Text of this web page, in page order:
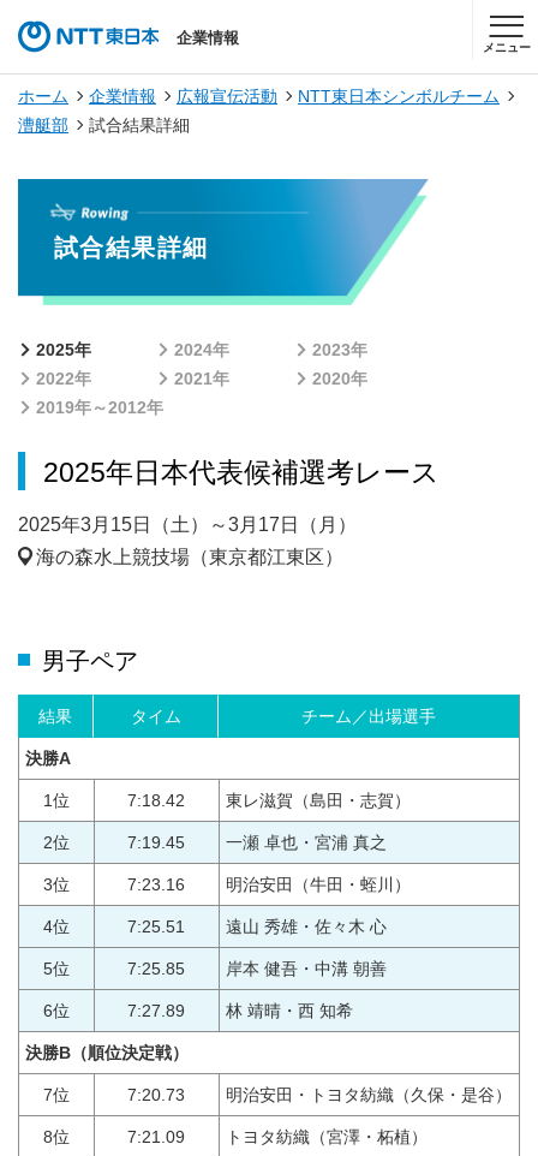
企業情報
メニュー
ホーム 企業情報 広報宣伝活動
NTT東日本シンボルチーム
漕艇部
試合結果詳細
試合結果詳細
2025年 2024年
2023年
2022年
2021年
2020年
2019年～2012年
2025年日本代表候補選考レース
2025年3月15日（土）～3月17日（月）
海の森水上競技場（東京都江東区）
男子ペア
結果 タイム チーム／出場選手
決勝A
1位 7:18.42 東レ滋賀（島田・志賀）
2位 7:19.45 一瀬 卓也・宮浦 真之
3位 7:23.16 明治安田（牛田・蛭川）
4位 7:25.51 遠山 秀雄・佐々木 心
5位 7:25.85 岸本 健吾・中溝 朝善
6位 7:27.89 林 靖晴・西 知希
決勝B （順位決定戦）
7位 7:20.73 明治安田・トヨタ紡織（久保・是谷）
8位 7:21.09 トヨタ紡織（宮澤・柘植）